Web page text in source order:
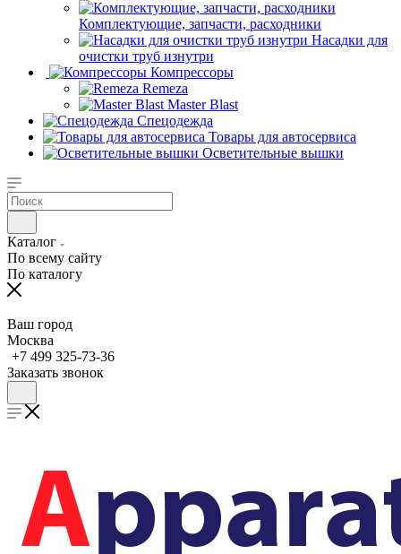
Комплектующие, запчасти, расходники
Насадки для
очистки труб изнутри
Компрессоры
Remeza
Master Blast
Спецодежда
Товары для автосервиса
Осветительные вышки
Каталог
По всему сайту
По каталогу
Ваш город
Москва
+7 499 325-73-36
Заказать звонок